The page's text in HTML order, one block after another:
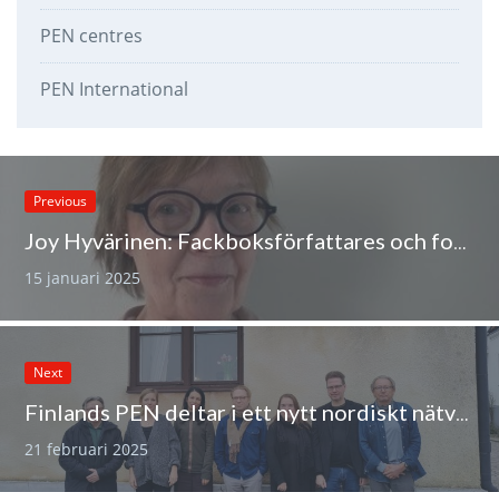
PEN centres
PEN International
Previous
Joy Hyvärinen: Fackboksförfattares och forskares yttrandefrihet hotad
15 januari 2025
Next
Finlands PEN deltar i ett nytt nordiskt nätverk för flerspråkighet
21 februari 2025